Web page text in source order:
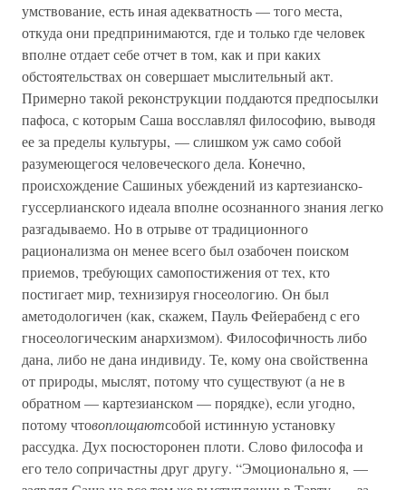
умствование, есть иная адекватность — того места,
откуда они предпринимаются, где и только где человек
вполне отдает себе отчет в том, как и при каких
обстоятельствах он совершает мыслительный акт.
Примерно такой реконструкции поддаются предпосылки
пафоса, с которым Саша восславлял философию, выводя
ее за пределы культуры, — слишком уж само собой
разумеющегося человеческого дела. Конечно,
происхождение Сашиных убеждений из картезианско-
гуссерлианского идеала вполне осознанного знания легко
разгадываемо. Но в отрыве от традиционного
рационализма он менее всего был озабочен поиском
приемов, требующих самопостижения от тех, кто
постигает мир, технизируя гносеологию. Он был
аметодологичен (как, скажем, Пауль Фейерабенд с его
гносеологическим анархизмом). Философичность либо
дана, либо не дана индивиду. Те, кому она свойственна
от природы, мыслят, потому что существуют (а не в
обратном — картезианском — порядке), если угодно,
потому чтовоплощаютсобой истинную установку
рассудка. Дух посюсторонен плоти. Слово философа и
его тело сопричастны друг другу. “Эмоционально я, —